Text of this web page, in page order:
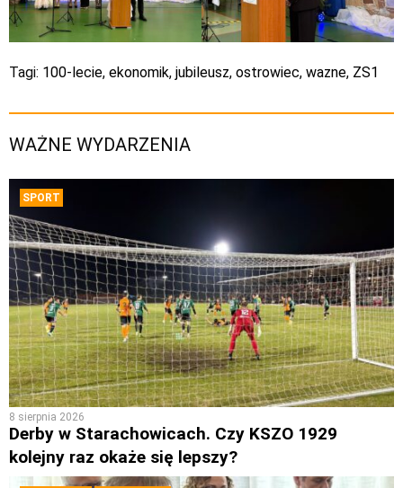
Tagi: 100-lecie, ekonomik, jubileusz, ostrowiec, wazne, ZS1
WAŻNE WYDARZENIA
SPORT
8 sierpnia 2026
Derby w Starachowicach. Czy KSZO 1929
kolejny raz okaże się lepszy?